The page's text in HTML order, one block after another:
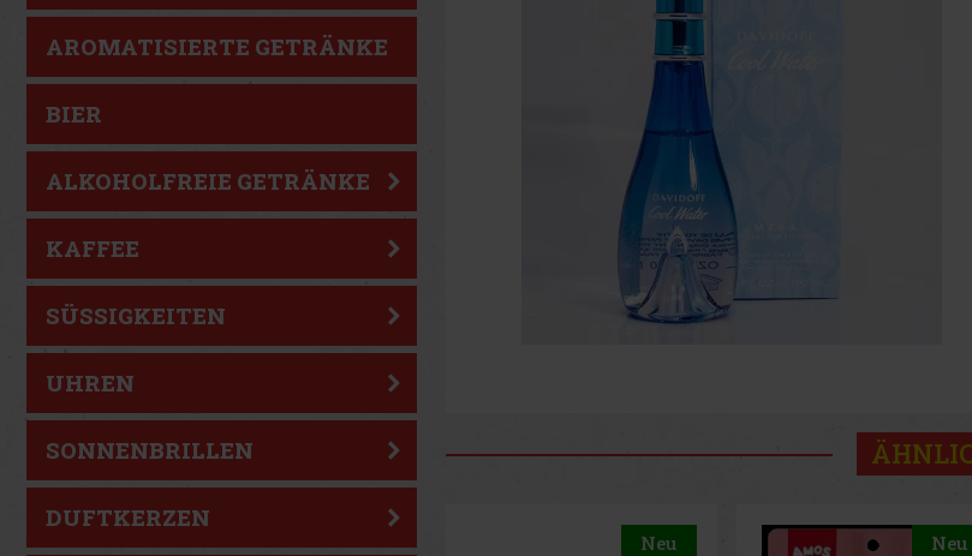
AROMATISIERTE GETRÄNKE
BIER
ALKOHOLFREIE GETRÄNKE
KAFFEE
SÜSSIGKEITEN
UHREN
SONNENBRILLEN
DUFTKERZEN
Neu Neu